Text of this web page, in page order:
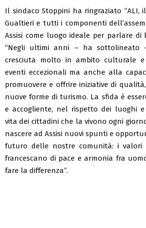
Il sindaco Stoppini ha ringraziato “ALI,
Gualtieri e tutti i componenti
Assisi come luogo ideale per parlare di
“Negli ultimi anni – ha
cresciuta molto in ambito culturale e
eventi eccezionali ma anche alla
promuovere e offrire iniziative di
nuove forme di turismo. La sfida è
e accogliente, nel rispetto dei luoghi
vita dei cittadini che la vivono ogni
nascere ad Assisi nuovi spunti e
futuro delle nostre comunità: i valori
francescano di pace e armonia fra
fare la differenza”.